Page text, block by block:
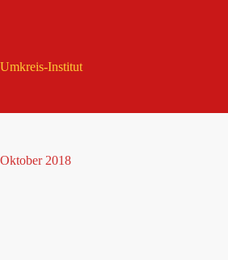
Umkreis-Institut
Oktober 2018